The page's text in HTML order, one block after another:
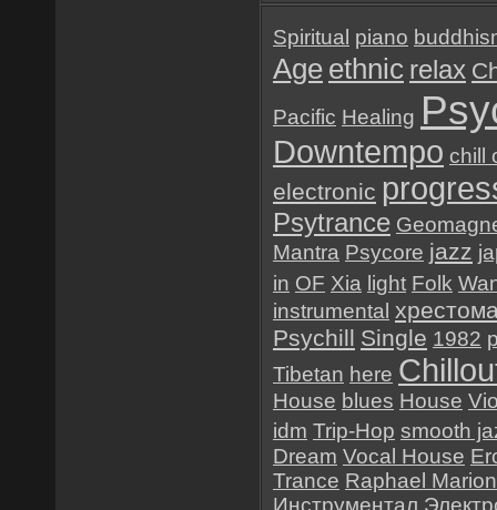
Spiritual piano
Age ethnic relax
Pacific Healing
Downtempo chill
electronic
Psytrance
Mantra Psycore jazz
in OF Xia light Folk
instrumental
Psychill Single 1982
Tibetan here
House blues House
idm Trip-Hop smooth
Dream Vocal House
Trance Raphael
Инструментал